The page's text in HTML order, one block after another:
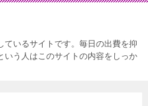
ているサイトです。毎日の出費を抑
いう人はこのサイトの内容をしっか